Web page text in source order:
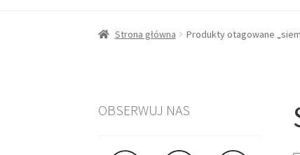
Strona główna Produkty otagowane
OBSERWUJ NAS